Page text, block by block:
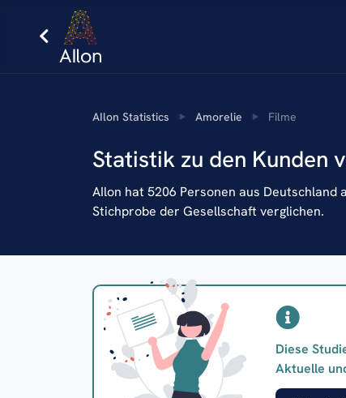
AIlon Statistics Amorelie Filme
Statistik zu den Kunden
AIlon hat 5206 Personen aus
Stichprobe der Gesellschaft verglichen.
Diese
Aktuelle